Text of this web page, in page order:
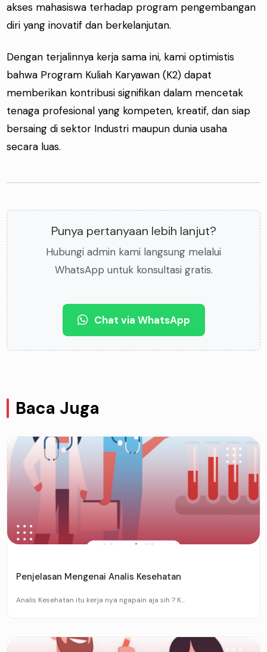
akses mahasiswa terhadap program pengembangan
diri yang inovatif dan berkelanjutan.
Dengan terjalinnya kerja sama ini, kami optimistis
bahwa Program Kuliah Karyawan (K2) dapat
memberikan kontribusi signifikan dalam mencetak
tenaga profesional yang kompeten, kreatif, dan siap
bersaing di sektor Industri maupun dunia usaha
secara luas.
Punya pertanyaan lebih lanjut?
Hubungi admin kami langsung melalui
WhatsApp untuk konsultasi gratis.
Chat via WhatsApp
Baca Juga
Penjelasan Mengenai Analis Kesehatan
Analis Kesehatan itu kerja nya ngapain aja sih ? K...